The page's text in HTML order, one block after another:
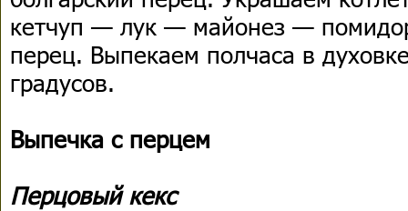
кетчуп — лук — майонез —
перец. Выпекаем полчаса в
градусов.
Выпечка с перцем
Перцовый кекс